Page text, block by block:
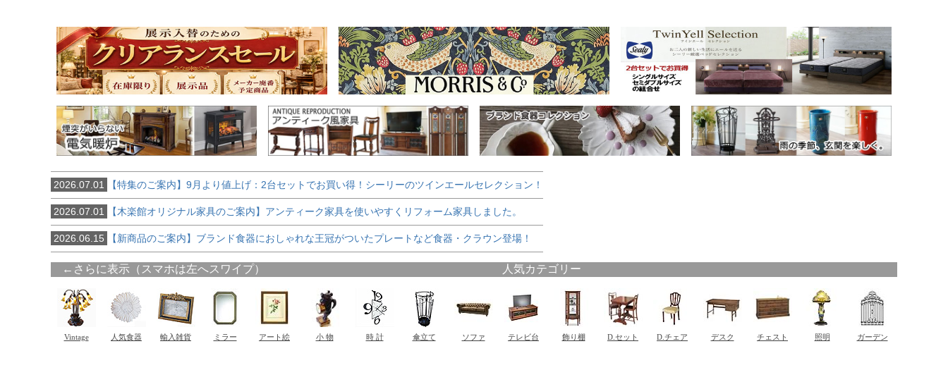
2026.07.01 【特集のご案内】9月より値上げ：2台セットでお買い得！シーリーのツインエールセレクション！
2026.07.01 【木楽館オリジナル家具のご案内】アンティーク家具を使いやすくリフォーム家具しました。
2026.06.15 【新商品のご案内】ブランド食器におしゃれな王冠がついたプレートなど食器・クラウン登場！